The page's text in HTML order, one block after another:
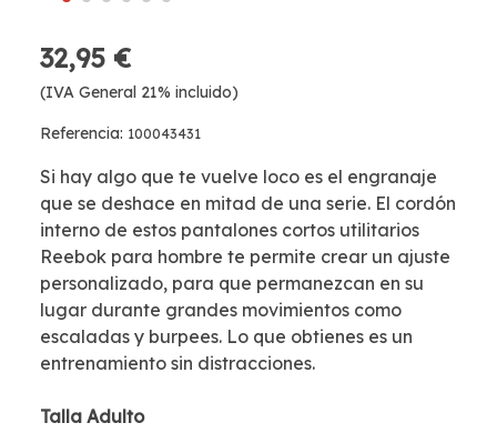
32,95 €
(IVA General 21% incluido)
Referencia: 100043431
Si hay algo que te vuelve loco es el engranaje
que se deshace en mitad de una serie. El cordón
interno de estos pantalones cortos utilitarios
Reebok para hombre te permite crear un ajuste
personalizado, para que permanezcan en su
lugar durante grandes movimientos como
escaladas y burpees. Lo que obtienes es un
entrenamiento sin distracciones.
Talla Adulto